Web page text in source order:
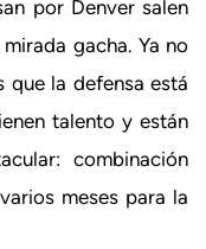
por Denver salen
gacha. Ya no
que la defensa está
talento y están
combinación
meses para la